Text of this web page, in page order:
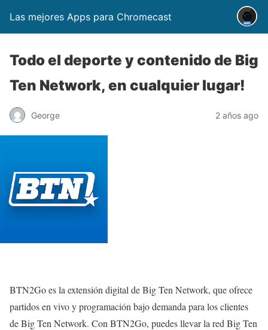
Las mejores Apps para Chromecast
Todo el deporte y contenido de Big
Ten Network, en cualquier lugar!
George 2 años ago
BTN2Go es la extensión digital de Big Ten Network, que ofrece
partidos en vivo y programación bajo demanda para los clientes
de Big Ten Network. Con BTN2Go, puedes llevar la red Big Ten